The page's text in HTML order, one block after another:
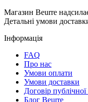
Магазин Beurre
Детальні умови
Інформація
FAQ
Про нас
Умови оплати
Умови доставки
Договір
Блог Beurre